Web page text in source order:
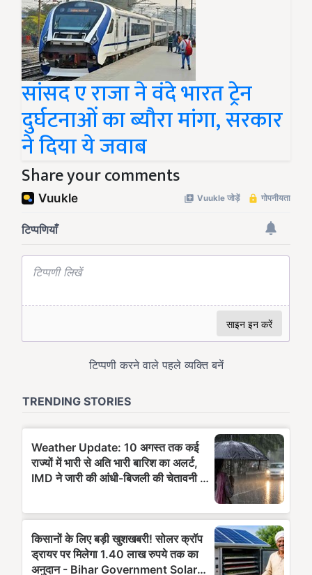
सांसद ए राजा ने वंदे भारत ट्रेन
दुर्घटनाओं का ब्यौरा मांगा, सरकार
ने दिया ये जवाब
Share your comments